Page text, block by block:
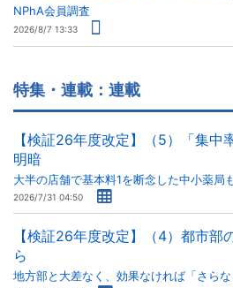
NPhA会員調査
2026/8/7 13:33
特集・連載：連載
【検証26年度改定】（5）「集
明暗
大半の店舗で基本料1を断念した中小薬局
2026/7/31 04:50
【検証26年度改定】（4）都市部
ら
地方部と大差なく、効果なければ「さらな